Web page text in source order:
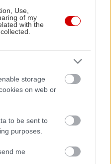
Use,
of my
with the
storage
on web or
to be sent to
purposes.
me